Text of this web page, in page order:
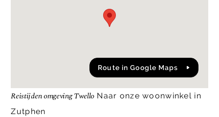
Route in Google Maps
Reistijden omgeving Twello Naar onze woonwinkel in
Zutphen